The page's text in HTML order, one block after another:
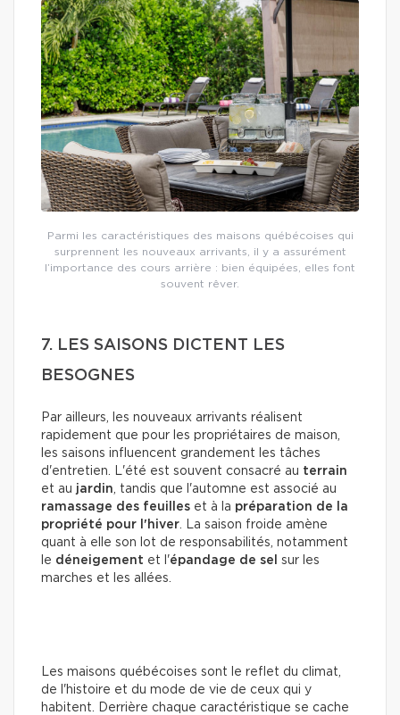
Parmi les caractéristiques des maisons québécoises qui
surprennent les nouveaux arrivants, il y a assurément
l’importance des cours arrière : bien équipées, elles font
souvent rêver.
7. LES SAISONS DICTENT LES
BESOGNES
Par ailleurs, les nouveaux arrivants réalisent
rapidement que pour les propriétaires de maison,
les saisons influencent grandement les tâches
d'entretien. L'été est souvent consacré au terrain
et au jardin, tandis que l'automne est associé au
ramassage des feuilles et à la préparation de la
propriété pour l'hiver. La saison froide amène
quant à elle son lot de responsabilités, notamment
le déneigement et l'épandage de sel sur les
marches et les allées.
Les maisons québécoises sont le reflet du climat,
de l'histoire et du mode de vie de ceux qui y
habitent. Derrière chaque caractéristique se cache